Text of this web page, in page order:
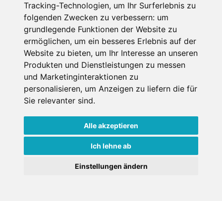
Tracking-Technologien, um Ihr Surferlebnis zu
folgenden Zwecken zu verbessern: um
grundlegende Funktionen der Website zu
ermöglichen, um ein besseres Erlebnis auf der
Website zu bieten, um Ihr Interesse an unseren
Produkten und Dienstleistungen zu messen
und Marketinginteraktionen zu
personalisieren, um Anzeigen zu liefern die für
Sie relevanter sind.
Alle akzeptieren
Ich lehne ab
Einstellungen ändern
Winterberg, Sauerland, Deutschland
Haustiere erlaubt
Internet
ab€ 234,-
pro Person pro Nacht
Gesamtpreis ab
€ 234,-
1 Pers./ Nacht
Jetzt buchen